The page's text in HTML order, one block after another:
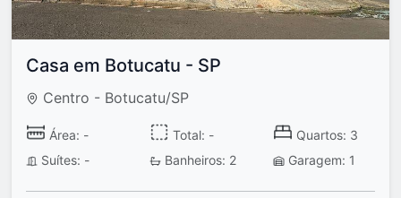
Casa em Botucatu - SP
Centro - Botucatu/SP
Área: - Total: -
Quartos: 3
Suítes: -
Banheiros: 2 Garagem: 1